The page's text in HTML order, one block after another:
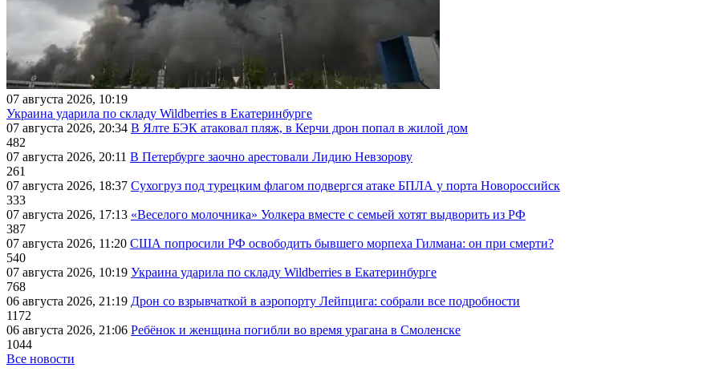
07 августа 2026, 10:19
Украина ударила по складу Wildberries в Екатеринбурге
07 августа 2026, 20:34 В Ялте БЭК атаковал пляж, в Керчи дрон попал в жилой дом
482
07 августа 2026, 20:11 В Петербурге заочно арестовали Лидию Невзорову
261
07 августа 2026, 18:37 Сухогруз под турецким флагом подвергся атаке БПЛА у порта Новороссийск
333
07 августа 2026, 17:13 «Веселого молочника» Уолкера вместе с семьей хотят выдворить из РФ
387
07 августа 2026, 11:20 США попросили РФ освободить бывшего морпеха Гилмана: он при смерти?
540
07 августа 2026, 10:19 Украина ударила по складу Wildberries в Екатеринбурге
768
06 августа 2026, 21:19 Дрон со взрывчаткой в аэропорту Лейпцига: собрали все подробности
1172
06 августа 2026, 21:06 Ребёнок и женщина погибли во время урагана в Смоленске
1044
Все новости